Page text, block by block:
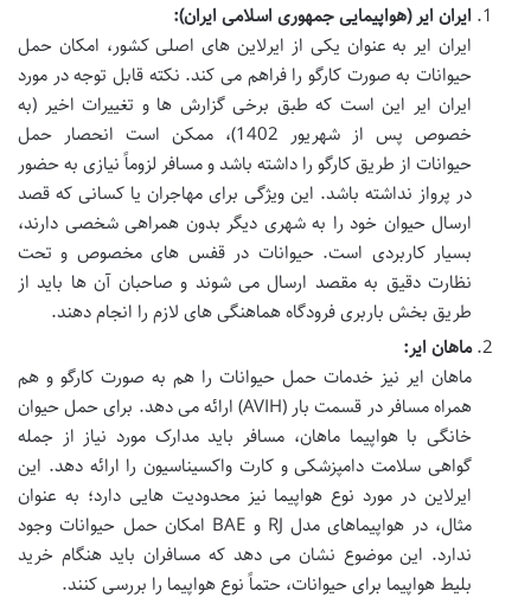
ایران ایر (هواپیمایی جمهوری اسلامی ایران):
ایران ایر به عنوان یکی از ایرلاین های اصلی کشور، امکان حمل
حیوانات به صورت کارگو را فراهم می کند. نکته قابل توجه در مورد
ایران ایر این است که طبق برخی گزارش ها و تغییرات اخیر (به
خصوص پس از شهریور 1402)، ممکن است انحصار حمل
حیوانات از طریق کارگو را داشته باشد و مسافر لزوماً نیازی به حضور
در پرواز نداشته باشد. این ویژگی برای مهاجران یا کسانی که قصد
ارسال حیوان خود را به شهری دیگر بدون همراهی شخصی دارند،
بسیار کاربردی است. حیوانات در قفس های مخصوص و تحت
نظارت دقیق به مقصد ارسال می شوند و صاحبان آن ها باید از
طریق بخش باربری فرودگاه هماهنگی های لازم را انجام دهند.
ماهان ایر:
ماهان ایر نیز خدمات حمل حیوانات را هم به صورت کارگو و هم
همراه مسافر در قسمت بار (AVIH) ارائه می دهد. برای
حمل حیوان
خانگی با هواپیما ماهان، مسافر باید مدارک مورد نیاز از جمله
گواهی سلامت دامپزشکی و کارت واکسیناسیون را ارائه دهد. این
ایرلاین در مورد نوع هواپیما نیز محدودیت هایی دارد؛ به عنوان
مثال، در هواپیماهای مدل RJ و BAE امکان حمل حیوانات وجود
ندارد. این موضوع نشان می دهد که مسافران باید هنگام خرید
بلیط هواپیما برای حیوانات، حتماً نوع هواپیما را بررسی کنند.